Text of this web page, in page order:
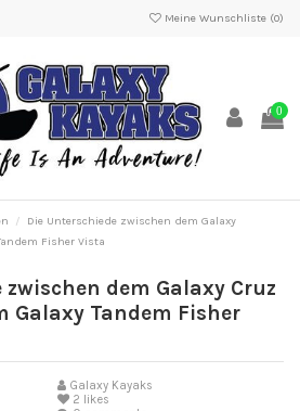
Meine Wunschliste (0)
0
Die Unterschiede zwischen dem Galaxy
Fisher Vista
dem Galaxy Cruz
Galaxy Tandem Fisher
Galaxy Kayaks
2 likes